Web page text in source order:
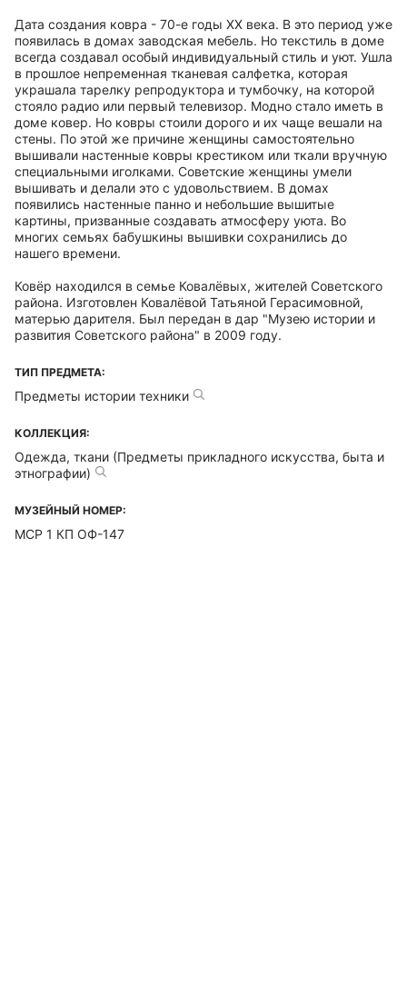
Дата создания ковра - 70-е годы ХХ века. В это период уже
появилась в домах заводская мебель. Но текстиль в доме
всегда создавал особый индивидуальный стиль и уют. Ушла
в прошлое непременная тканевая салфетка, которая
украшала тарелку репродуктора и тумбочку, на которой
стояло радио или первый телевизор. Модно стало иметь в
доме ковер. Но ковры стоили дорого и их чаще вешали на
стены. По этой же причине женщины самостоятельно
вышивали настенные ковры крестиком или ткали вручную
специальными иголками. Советские женщины умели
вышивать и делали это с удовольствием. В домах
появились настенные панно и небольшие вышитые
картины, призванные создавать атмосферу уюта. Во
многих семьях бабушкины вышивки сохранились до
нашего времени.
Ковёр находился в семье Ковалёвых, жителей Советского
района. Изготовлен Ковалёвой Татьяной Герасимовной,
матерью дарителя. Был передан в дар "Музею истории и
развития Советского района" в 2009 году.
ТИП ПРЕДМЕТА:
Предметы истории техники
КОЛЛЕКЦИЯ:
Одежда, ткани (Предметы прикладного искусства, быта и
этнографии)
МУЗЕЙНЫЙ НОМЕР:
МСР 1 КП ОФ-147